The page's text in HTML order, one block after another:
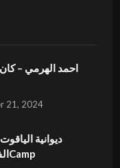
احمد الهرمي –
21, 2024
ديوانية
الفوودهول – 360Camp